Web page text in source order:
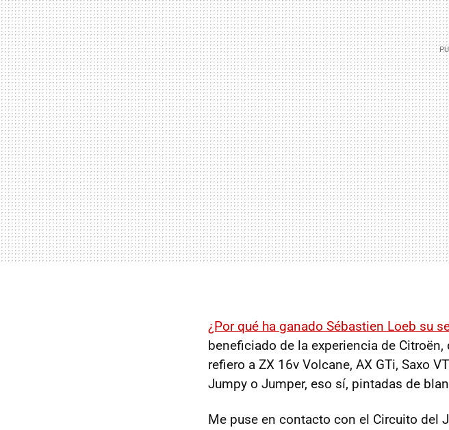
¿Por qué ha ganado Sébastien Loeb su
beneficiado de la experiencia de
refiero a ZX 16v Volcane, AX GTi, Saxo
Jumpy o Jumper, eso sí, pintadas de
Me puse en contacto con el Circuito del